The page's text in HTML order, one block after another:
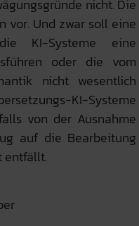
nicht. Die
vor. Und zwar soll eine
KI-Systeme eine
oder die vom
nicht wesentlich
KI-Systeme
von der Ausnahme
auf die Bearbeitung
entfällt.